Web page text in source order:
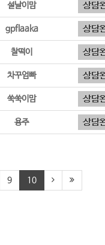
설날이맘
gpflaaka
찰떡이
차꾸엄빠
쑥쑥이맘
용주
9 10